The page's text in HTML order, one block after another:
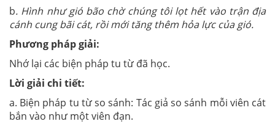
b. Hình như gió bão chờ chúng tôi lọt hết vào trận địa
cánh cung bãi cát, rồi mới tăng thêm hỏa lực của gió.
Phương pháp giải:
Nhớ lại các biện pháp tu từ đã học.
Lời giải chi tiết:
a. Biện pháp tu từ so sánh: Tác giả so sánh mỗi viên cát
bắn vào như một viên đạn.